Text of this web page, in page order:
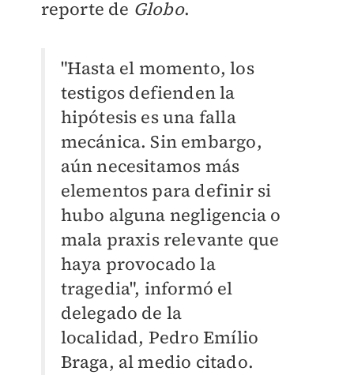
reporte de Globo.
"Hasta el momento, los
testigos defienden la
hipótesis es una falla
mecánica. Sin embargo,
aún necesitamos más
elementos para definir si
hubo alguna negligencia o
mala praxis relevante que
haya provocado la
tragedia", informó el
delegado de la
localidad, Pedro Emílio
Braga, al medio citado.